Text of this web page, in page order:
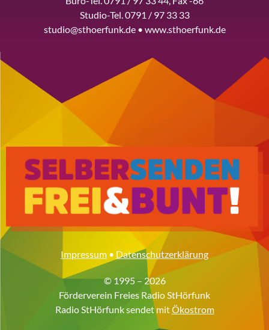
Studio-Tel. 0791 / 97 33 33
studio@sthoerfunk.de • www.sthoerfunk.de
Impressum • Datenschutzerklärung
© 1995 – 2026
Förderverein Freies Radio StHörfunk
Radio StHörfunk sendet mitÖkostrom